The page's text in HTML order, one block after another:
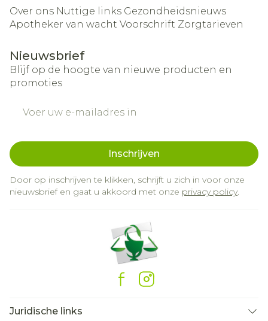
Over ons Nuttige links Gezondheidsnieuws
Apotheker van wacht Voorschrift Zorgtarieven
Nieuwsbrief
Blijf op de hoogte van nieuwe producten en
promoties
Inschrijven
Door op inschrijven te klikken, schrijft u zich in voor onze
nieuwsbrief en gaat u akkoord met onze privacy policy.
Juridische links